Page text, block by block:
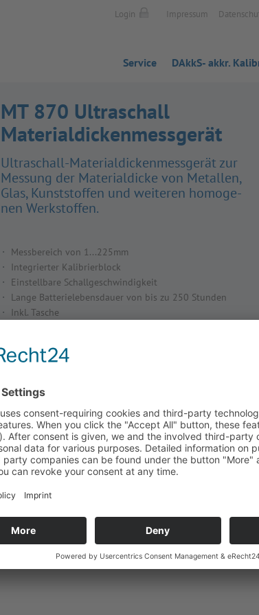
Login Impressum
Service DAkkS- akkr.
MT 870 Ultraschall
Materialdickenmessgerät
Ultra­schall-Mate­ri­al­di­cken­mess­ge­rät zur
Mes­sung der Mate­ri­al­di­cke von Metal­len,
Glas, Kunst­stof­fen und wei­te­ren homo­ge­
nen Werk­stof­fen.
Messbereich von 1...225mm
Integrierter Kalibrierblock
Einstellbare Schallgeschwindigkeit
Lange Batterielebensdauer von bis zu 250 Stunden
Inkl. Tasche
Preis­in­for­ma­tio­nen kön­nen wir nur Kun­den bereit­stel­len.
Zur Produktanfrage
Downloads
Zurück zur Übersicht